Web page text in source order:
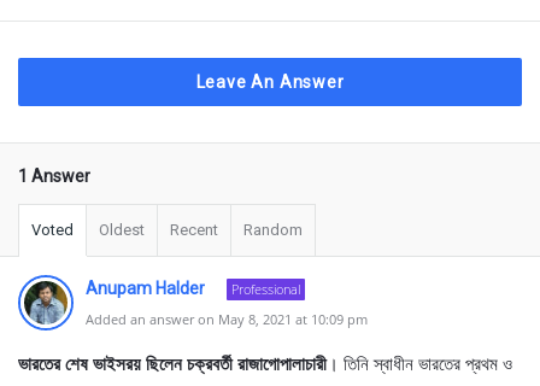
Leave An Answer
1 Answer
Voted Oldest Recent Random
Anupam Halder
Professional
Added an answer on May 8, 2021 at 10:09 pm
ভারতের শেষ ভাইসরয় ছিলেন চক্রবর্তী রাজাগোপালাচারী। তিনি স্বাধীন ভারতের প্রথম ও